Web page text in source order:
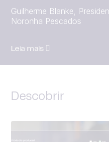
Guilherme Blanke,
Noronha Pescados
Leia mais
Leia mais
Descobrir